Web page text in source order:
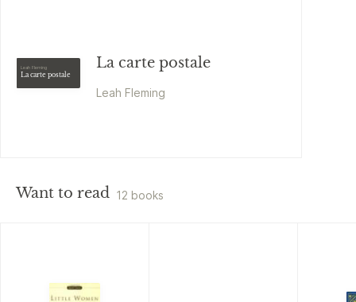
Leah Fleming
La carte postale
La carte postale
Leah Fleming
Want to read 12 books